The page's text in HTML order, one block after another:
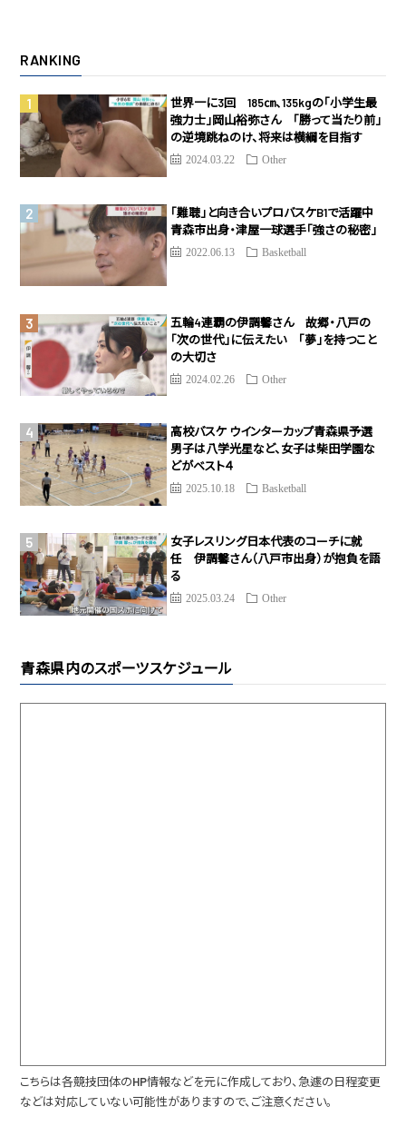
RANKING
世界一に3回 185㎝、135kgの「小学生最
強力士」岡山裕弥さん 「勝って当たり前」
の逆境跳ねのけ、将来は横綱を目指す
2024.03.22 Other
「難聴」と向き合いプロバスケB1で活躍中
青森市出身・津屋一球選手「強さの秘密」
2022.06.13 Basketball
五輪4連覇の伊調馨さん 故郷・八戸の
「次の世代」に伝えたい 「夢」を持つこと
の大切さ
2024.02.26 Other
高校バスケ ウインターカップ青森県予選
男子は八学光星など、女子は柴田学園な
どがベスト４
2025.10.18 Basketball
女子レスリング日本代表のコーチに就
任 伊調馨さん（八戸市出身）が抱負を語
る
2025.03.24 Other
青森県内のスポーツスケジュール
こちらは各競技団体のHP情報などを元に作成しており、急遽の日程変更
などは対応していない可能性がありますので、ご注意ください。